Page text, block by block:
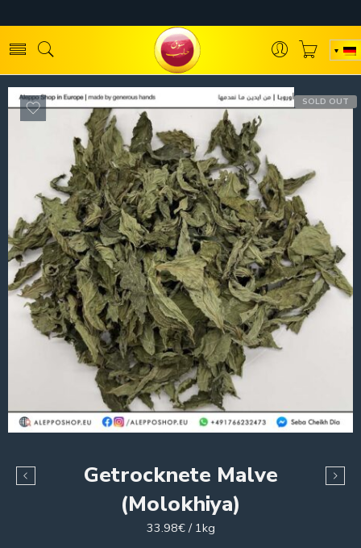
SOLD OUT
Getrocknete Malve
(Molokhiya)
33.98€ / 1kg